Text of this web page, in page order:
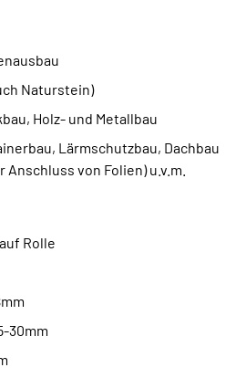
Naturstein)
Holz- und Metallbau
Lärmschutzbau, Dachbau
Anschluss von Folien) u.v.m.
Rolle
30mm